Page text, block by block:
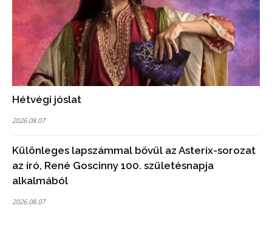
Hétvégi jóslat
2026.08.07
Különleges lapszámmal bővül az Asterix-sorozat
az író, René Goscinny 100. születésnapja
alkalmából
2026.08.07